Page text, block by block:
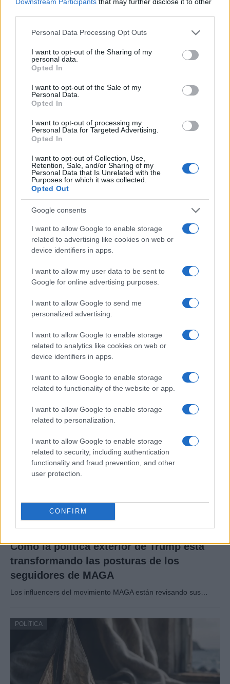
Please note that this website/app uses one or more Google
not limited to your visit or usage behaviour. You may click to
grant or deny consent to Google and its third-party tags to
use your data for below specified purposes in below Google
consent section.
Personal Data Processing Opt Outs
I want to opt-out of the Sharing of my
personal data.
Opted In
I want to opt-out of the Sale of my
Personal Data.
Opted In
I want to opt-out of processing my
Personal Data for Targeted Advertising.
Opted In
I want to opt-out of Collection, Use,
Retention, Sale, and/or Sharing of my
Personal Data that Is Unrelated with the
Purposes for which it was collected.
Opted Out
Google consents
I want to allow Google to enable storage
related to advertising like cookies on web or
device identifiers in apps.
I want to allow my user data to be sent to
Google for online advertising purposes.
I want to allow Google to send me
personalized advertising.
I want to allow Google to enable storage
related to analytics like cookies on web or
device identifiers in apps.
I want to allow Google to enable storage
related to functionality of the website or app.
I want to allow Google to enable storage
related to personalization.
I want to allow Google to enable storage
related to security, including authentication
functionality and fraud prevention, and other
user protection.
CONFIRM
POLÍTICA
Análisis de la crisis migratoria en Ceuta y
las críticas internacionales a Pedro
Sánchez
El impacto de la iniciativa de Gabriel
Rufián en el panorama político español
Gabriel Rufián ha logrado captar la atención mediática…
POLÍTICA
Cómo la política exterior de Trump está
transformando las posturas de los
seguidores de MAGA
Los influencers del movimiento MAGA están revisando sus…
POLÍTICA